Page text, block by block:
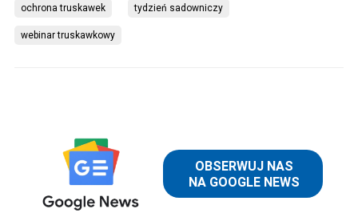
ochrona truskawek tydzień sadowniczy
webinar truskawkowy